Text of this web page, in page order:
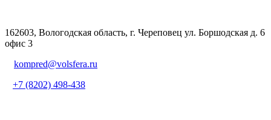
162603, Вологодская область, г. Череповец ул. Боршодская д. 6
офис 3
kompred@volsfera.ru
+7 (8202) 498-438